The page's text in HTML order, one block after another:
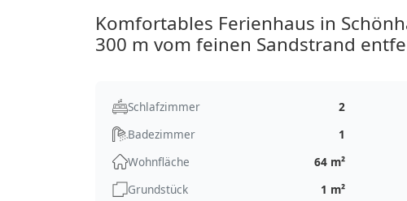
Komfortables Ferienhaus in
300 m vom feinen Sandstrand
Schlafzimmer
2
Badezimmer
1
Wohnfläche
64 m²
Grundstück
1 m²